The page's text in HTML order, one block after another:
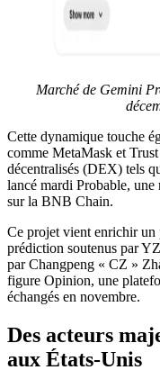
Marché de Gemini
Cette dynamique touche
comme MetaMask et
décentralisés (DEX) tels
lancé mardi Probable,
sur la BNB Chain.
Ce projet vient enrichir un
prédiction soutenus par
par Changpeng « CZ »
figure Opinion, une
échangés en novembre.
Des acteurs
aux États-Unis